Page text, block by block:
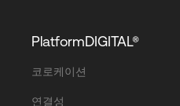
PlatformDIGITAL®
코로케이션
연결성